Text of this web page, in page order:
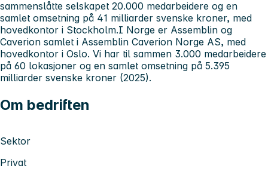
sammenslåtte selskapet 20.000 medarbeidere og en
samlet omsetning på 41 milliarder svenske kroner, med
hovedkontor i Stockholm.I Norge er Assemblin og
Caverion samlet i Assemblin Caverion Norge AS, med
hovedkontor i Oslo. Vi har til sammen 3.000 medarbeidere
på 60 lokasjoner og en samlet omsetning på 5.395
milliarder svenske kroner (2025).
Om bedriften
Sektor
Privat